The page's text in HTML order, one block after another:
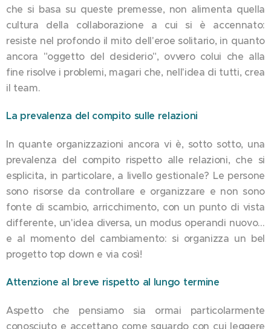
che si basa su queste premesse, non alimenta quella
cultura della collaborazione a cui si è accennato:
resiste nel profondo il mito dell'eroe solitario, in quanto
ancora "oggetto del desiderio", ovvero colui che alla
fine risolve i problemi, magari che, nell'idea di tutti, crea
il team.
La prevalenza del compito sulle relazioni
In quante organizzazioni ancora vi è, sotto sotto, una
prevalenza del compito rispetto alle relazioni, che si
esplicita, in particolare, a livello gestionale? Le persone
sono risorse da controllare e organizzare e non sono
fonte di scambio, arricchimento, con un punto di vista
differente, un'idea diversa, un modus operandi nuovo…
e al momento del cambiamento: si organizza un bel
progetto top down e via così!
Attenzione al breve rispetto al lungo termine
Aspetto che pensiamo sia ormai particolarmente
conosciuto e accettano come sguardo con cui leggere